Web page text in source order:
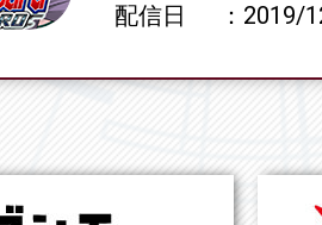
配信日
2019/